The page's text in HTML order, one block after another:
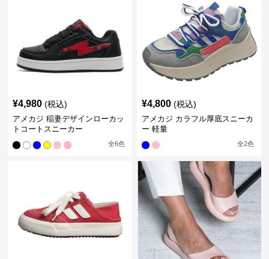
¥4,980 (税込)
アメカジ 稲妻デザインローカッ
トコートスニーカー
全6色
¥4,800 (税込)
アメカジ カラフル厚底スニーカ
ー 軽量
全2色